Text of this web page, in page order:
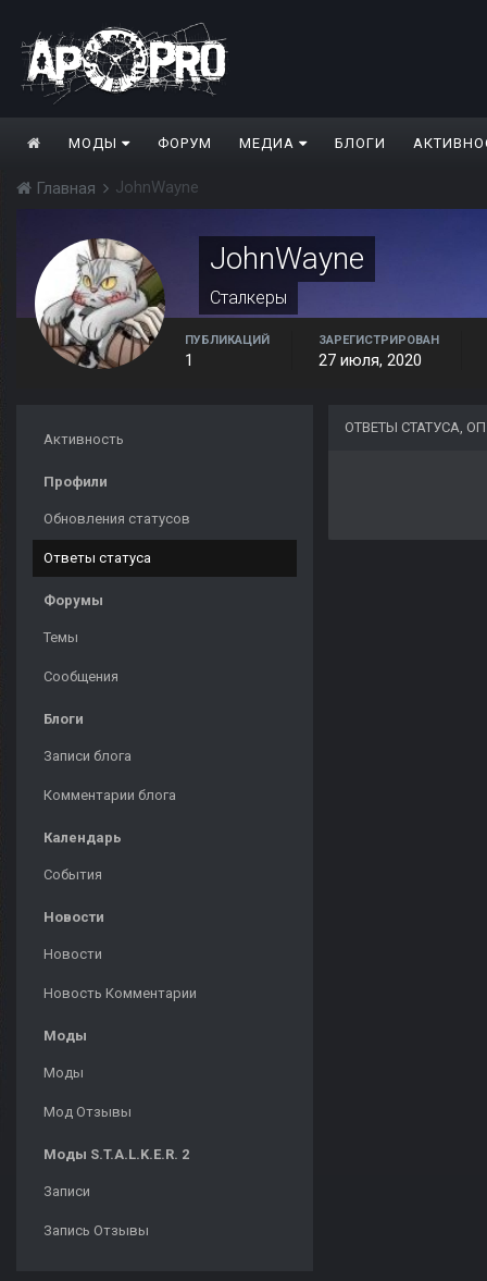
МОДЫ ФОРУМ МЕДИА БЛОГИ
Главная JohnWayne
JohnWayne
Сталкеры
ПУБЛИКАЦИЙ
1
ЗАРЕГИСТРИРОВАН
27 июля, 2020
Активность
Профили
Обновления статусов
Ответы статуса
Форумы
Темы
Сообщения
Блоги
Записи блога
Комментарии блога
Календарь
События
Новости
Новости
Новость Комментарии
Моды
Моды
Мод Отзывы
Моды S.T.A.L.K.E.R. 2
Записи
Запись Отзывы
ОТВЕТЫ СТАТУСА,